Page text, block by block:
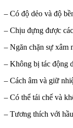
– Có độ dẻo và độ
– Chịu đựng được
– Ngăn chặn sự xâm
– Không bị tác động
– Cách âm và giữ
– Có thể tái chế và
– Tương thích với